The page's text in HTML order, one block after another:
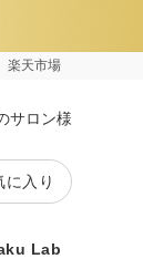
楽天市場
サロン様
に入り
Lab